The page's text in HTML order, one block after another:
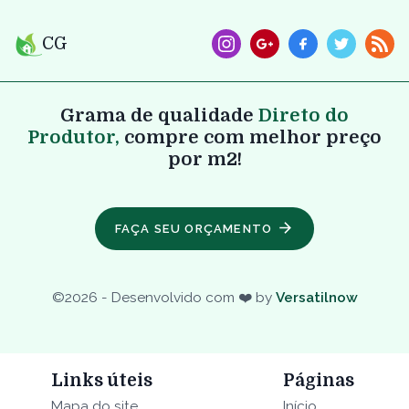
CG
Grama de qualidade Direto do
Produtor, compre com melhor preço
por m2!
FAÇA SEU ORÇAMENTO
©2026 - Desenvolvido com ❤️ by Versatilnow
Links úteis Páginas